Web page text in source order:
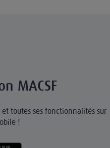
MACSF
toutes ses fonctionnalités sur
!